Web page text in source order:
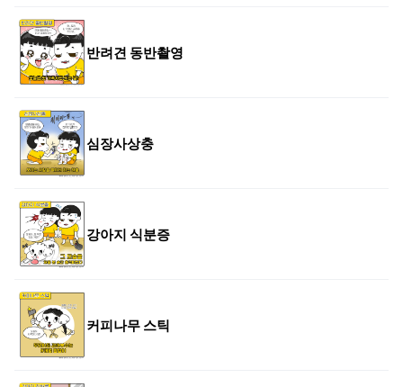
반려견 동반촬영
심장사상충
강아지 식분증
커피나무 스틱